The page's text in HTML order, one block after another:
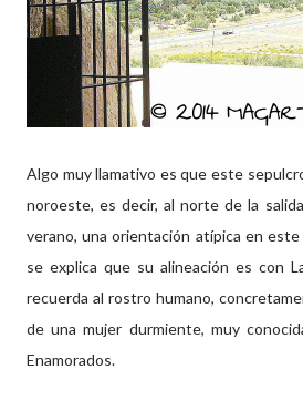
Algo muy llamativo es que este
noroeste, es decir, al norte de la
verano, una orientación atípica en
se explica que su alineación es con
recuerda al rostro humano,
de una mujer durmiente, muy
Enamorados.